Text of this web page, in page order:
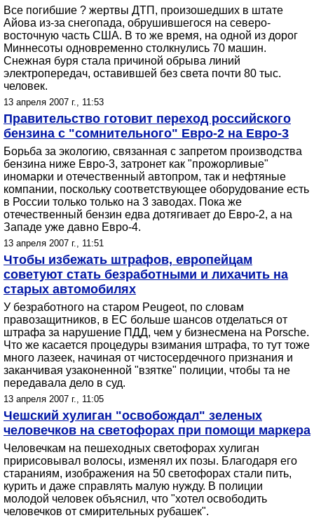
Все погибшие ? жертвы ДТП, произошедших в штате
Айова из-за снегопада, обрушившегося на северо-
восточную часть США. В то же время, на одной из дорог
Миннесоты одновременно столкнулись 70 машин.
Снежная буря стала причиной обрыва линий
электропередач, оставившей без света почти 80 тыс.
человек.
13 апреля 2007 г., 11:53
Правительство готовит переход российского
бензина с "сомнительного" Евро-2 на Евро-3
Борьба за экологию, связанная с запретом производства
бензина ниже Евро-3, затронет как "прожорливые"
иномарки и отечественный автопром, так и нефтяные
компании, поскольку соответствующее оборудование есть
в России только только на 3 заводах. Пока же
отечественный бензин едва дотягивает до Евро-2, а на
Западе уже давно Евро-4.
13 апреля 2007 г., 11:51
Чтобы избежать штрафов, европейцам
советуют стать безработными и лихачить на
старых автомобилях
У безработного на старом Peugeot, по словам
правозащитников, в ЕС больше шансов отделаться от
штрафа за нарушение ПДД, чем у бизнесмена на Porsche.
Что же касается процедуры взимания штрафа, то тут тоже
много лазеек, начиная от чистосердечного признания и
заканчивая узаконенной "взятке" полиции, чтобы та не
передавала дело в суд.
13 апреля 2007 г., 11:05
Чешский хулиган "освобождал" зеленых
человечков на светофорах при помощи маркера
Человечкам на пешеходных светофорах хулиган
пририсовывал волосы, изменял их позы. Благодаря его
стараниям, изображения на 50 светофорах стали пить,
курить и даже справлять малую нужду. В полиции
молодой человек объяснил, что "хотел освободить
человечков от смирительных рубашек".